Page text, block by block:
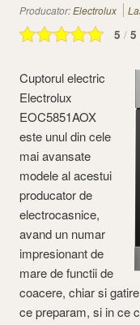
Producator:Electrolux
5 / 5
Cuptorul electric
Electrolux
EOC5851AOX
este unul din cele
mai avansate
modele al acestui
producator de
electrocasnice,
avand un numar
impresionant de
mare de functii de
coacere, chiar si
ce preparam, si in ce